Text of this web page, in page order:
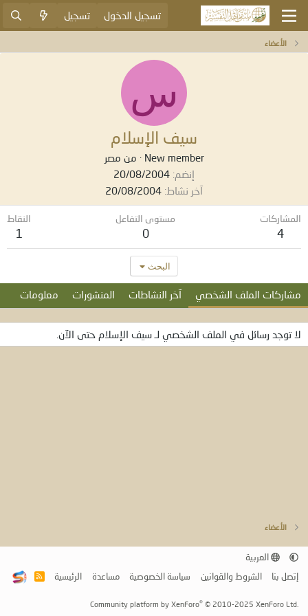
تسجيل الدخول تسجيل
الأعضاء
س
سيف الإسلام
New member
· من مصر
إنضم 20/08/2004
آخر نشاط 20/08/2004
المشاركات
4
مستوى التفاعل
0
النقاط
1
البحث
مشاركات الملف الشخصي آخر النشاطات المنشورات معلومات
لا توجد رسائل في الملف الشخصي لـ سيف الإسلام حتى الآن.
الأعضاء
العربية
إتصل بنا
الشروط والقوانين سياسة الخصوصية مساعدة الرئيسية
R
Community platform by XenForo® © 2010-2025 XenForo Ltd.